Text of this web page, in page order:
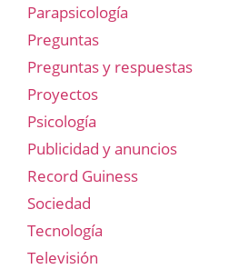
Parapsicología
Preguntas
Preguntas y respuestas
Proyectos
Psicología
Publicidad y anuncios
Record Guiness
Sociedad
Tecnología
Televisión